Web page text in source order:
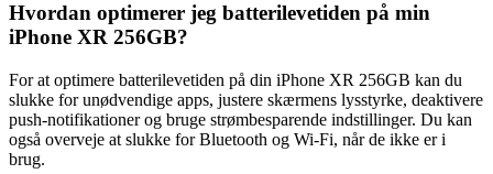
Hvordan optimerer jeg batterilevetiden på min
iPhone XR 256GB?
For at optimere batterilevetiden på din iPhone XR 256GB kan du
slukke for unødvendige apps, justere skærmens lysstyrke, deaktivere
push-notifikationer og bruge strømbesparende indstillinger. Du kan
også overveje at slukke for Bluetooth og Wi-Fi, når de ikke er i
brug.